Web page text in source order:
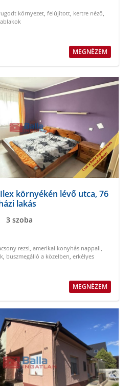
környezet, felújított, kertre néző,
MEGNÉZEM
környékén lévő utca, 76
lakás
3 szoba
rezsi, amerikai konyhás nappali,
, buszmegálló a közelben, erkélyes
MEGNÉZEM